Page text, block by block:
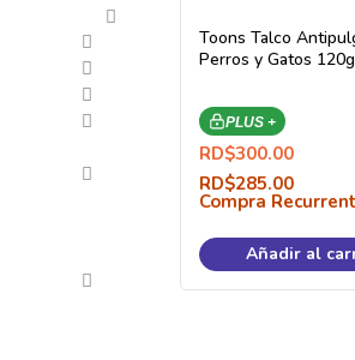
Toons Talco
Perros y Gatos 120g
PLUS +
RD$300.00
RD$285.00
Compra
Añadir al